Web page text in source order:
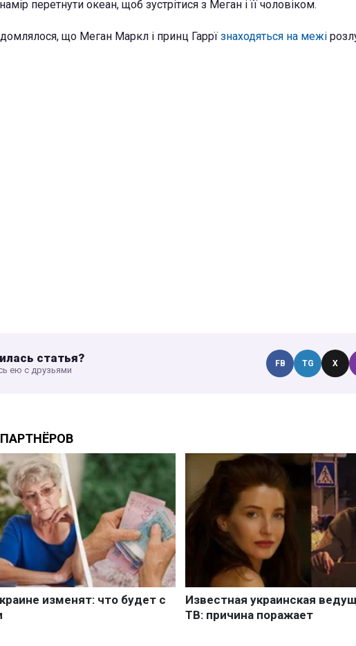
перетнути океан, щоб зустрітися з Меган і її чоловіком.
що Меган Маркл і принц Гаррї знаходяться на межі
статья?
ею с друзьями
FB TG X